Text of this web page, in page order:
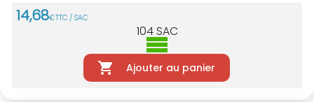
14,68€TTC / SAC
104 SAC
Ajouter au panier